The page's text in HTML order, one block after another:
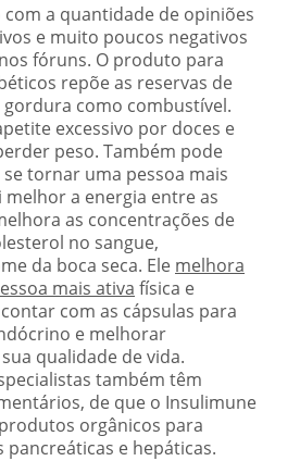
a quantidade de opiniões
e muito poucos negativos
fóruns. O produto para
repõe as reservas de
como combustível.
excessivo por doces e
peso. Também pode
tornar uma pessoa mais
a energia entre as
as concentrações de
no sangue,
da boca seca. Ele melhora
mais ativa física e
com as cápsulas para
e melhorar
qualidade de vida.
também têm
de que o Insulimune
orgânicos para
e hepáticas.